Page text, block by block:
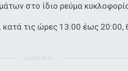
στο ίδιο ρεύμα
κατά τις ώρες 13:00 έως 20:00,
ΔΙΑΦΗΜΙΣΗ